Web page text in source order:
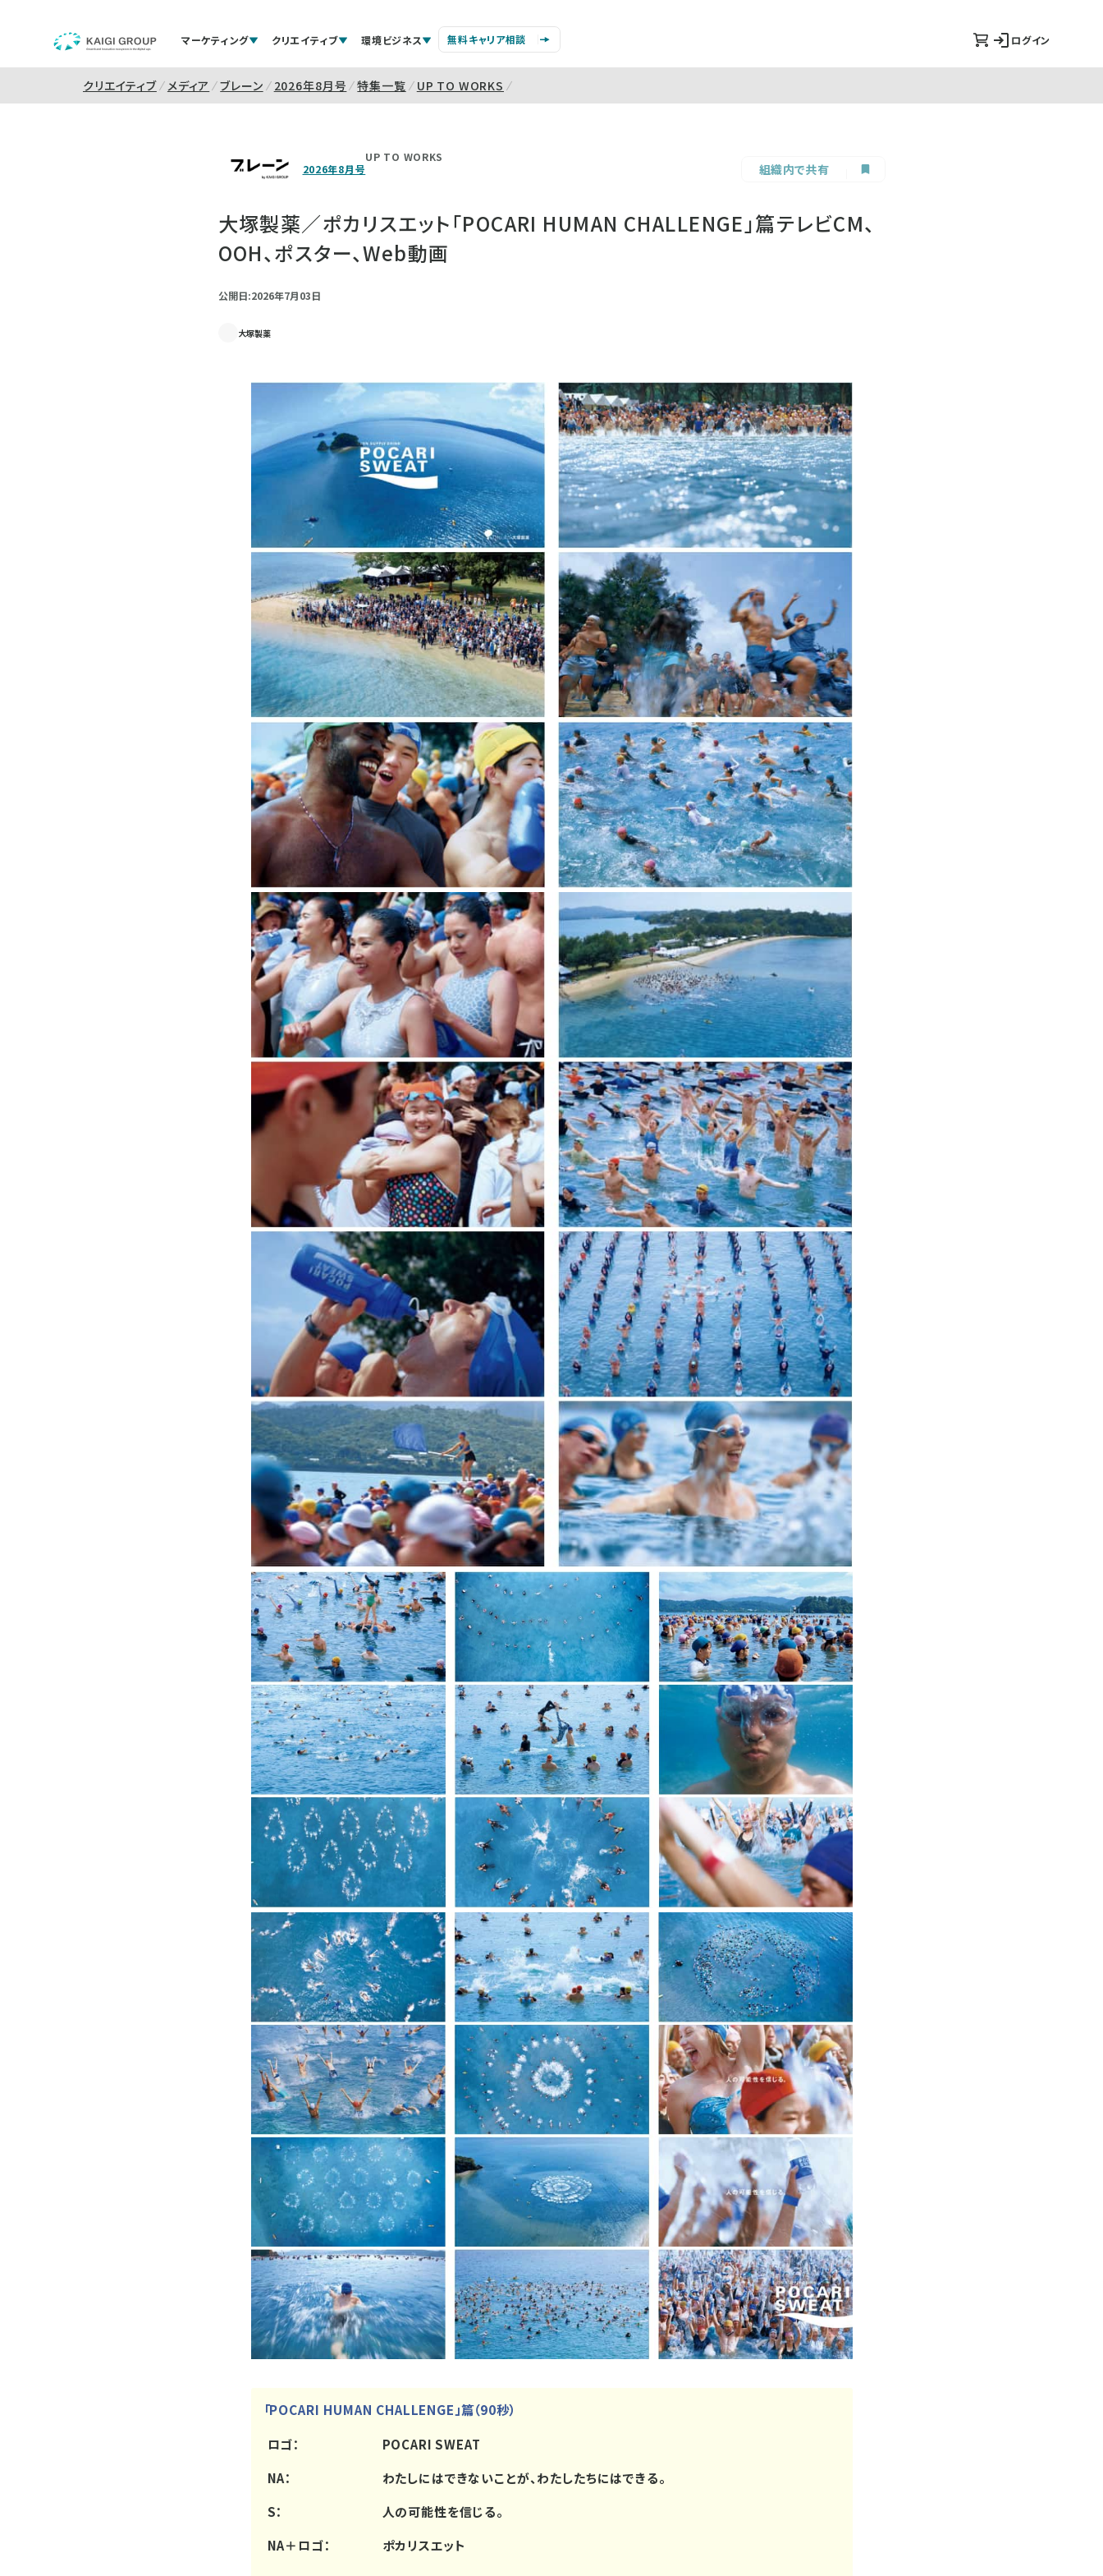
マーケティング クリエイティブ 環境ビジネス 無料キャリア相談 ログイン
クリエイティブ メディア ブレーン 2026年8月号 特集一覧 UP TO WORKS
2026年8月号
UP TO WORKS
組織内で共有
大塚製薬／ポカリスエット「POCARI HUMAN CHALLENGE」篇テレビCM、
OOH、ポスター、Web動画
公開日:2026年7月03日
大塚製薬
「POCARI HUMAN CHALLENGE」篇（90秒）
ロゴ：
POCARI SWEAT
NA：
わたしにはできないことが、わたしたちにはできる。
S：
人の可能性を信じる。
NA＋ロゴ：
ポカリスエット